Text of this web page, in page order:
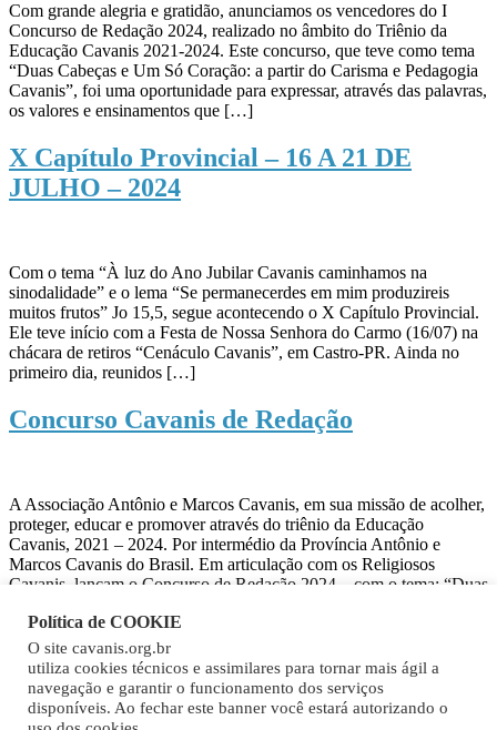
Com grande alegria e gratidão, anunciamos os vencedores do I
Concurso de Redação 2024, realizado no âmbito do Triênio da
Educação Cavanis 2021-2024. Este concurso, que teve como tema
“Duas Cabeças e Um Só Coração: a partir do Carisma e Pedagogia
Cavanis”, foi uma oportunidade para expressar, através das palavras,
os valores e ensinamentos que […]
X Capítulo Provincial – 16 A 21 DE
JULHO – 2024
Com o tema “À luz do Ano Jubilar Cavanis caminhamos na
sinodalidade” e o lema “Se permanecerdes em mim produzireis
muitos frutos” Jo 15,5, segue acontecendo o X Capítulo Provincial.
Ele teve início com a Festa de Nossa Senhora do Carmo (16/07) na
chácara de retiros “Cenáculo Cavanis”, em Castro-PR. Ainda no
primeiro dia, reunidos […]
Concurso Cavanis de Redação
A Associação Antônio e Marcos Cavanis, em sua missão de acolher,
proteger, educar e promover através do triênio da Educação
Cavanis, 2021 – 2024. Por intermédio da Província Antônio e
Marcos Cavanis do Brasil. Em articulação com os Religiosos
Cavanis, lançam o Concurso de Redação 2024 – com o tema: “Duas
Para participar Entre em contato com o seu diretor /coordenador.
Boa Sorte!!!
Política de COOKIE
O site cavanis.org.br
utiliza cookies técnicos e assimilares para tornar mais ágil a
navegação e garantir o funcionamento dos serviços
disponíveis. Ao fechar este banner você estará autorizando o